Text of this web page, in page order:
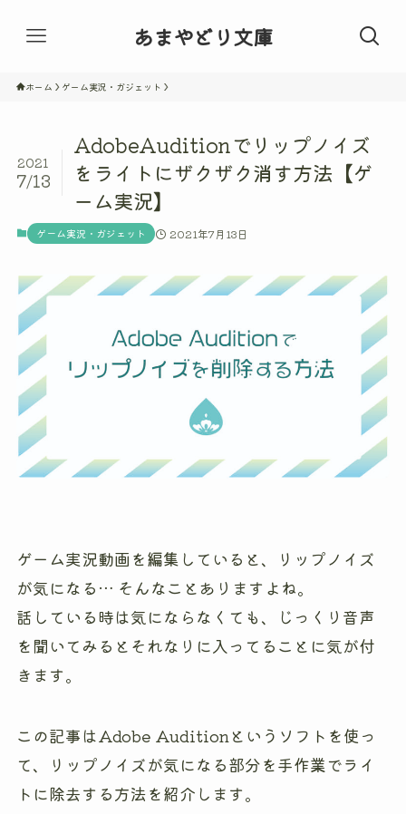
あまやどり文庫
ホーム ゲーム実況・ガジェット
AdobeAuditionでリップノイズ
をライトにザクザク消す方法【ゲ
ーム実況】
2021
7/13
ゲーム実況・ガジェット 2021年7月13日
ゲーム実況動画を編集していると、リップノイズ
が気になる… そんなことありますよね。
話している時は気にならなくても、じっくり音声
を聞いてみるとそれなりに入ってることに気が付
きます。
この記事はAdobe Auditionというソフトを使っ
て、リップノイズが気になる部分を手作業でライ
トに除去する方法を紹介します。